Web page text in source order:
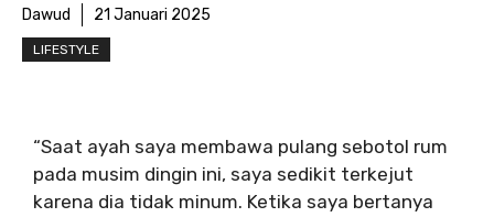
Dawud 21 Januari 2025
LIFESTYLE
“Saat ayah saya membawa pulang sebotol rum
pada musim dingin ini, saya sedikit terkejut
karena dia tidak minum. Ketika saya bertanya